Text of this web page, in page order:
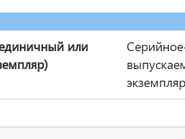
или
экземпляр